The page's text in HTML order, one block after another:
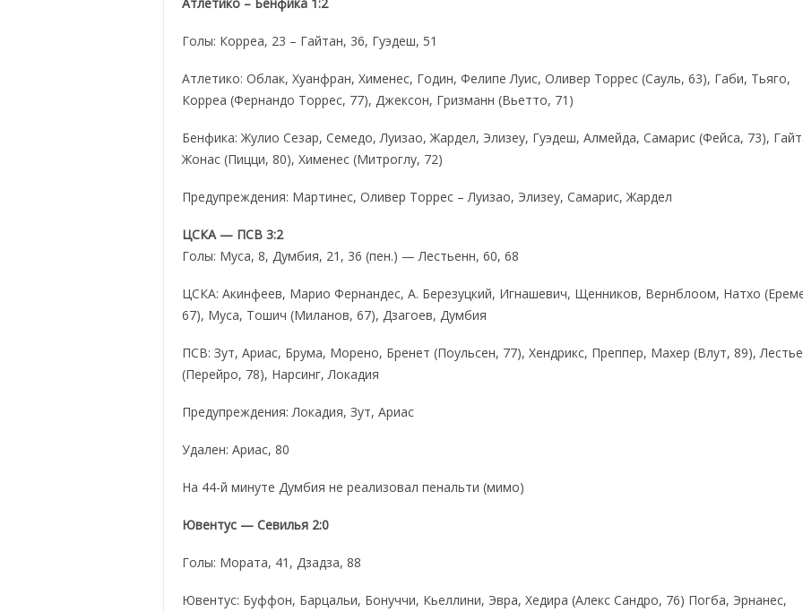
Голы: Корреа, 23 – Гайтан, 36, Гуэдеш, 51
Атлетико: Облак, Хуанфран, Хименес, Годин, Фелипе Луис, Оливер Торрес (Сауль, 63), Габи, Тьяго,
Корреа (Фернандо Торрес, 77), Джексон, Гризманн (Вьетто, 71)
Бенфика: Жулио Сезар, Семедо, Луизао, Жардел, Элизеу, Гуэдеш, Алмейда, Самарис (Фейса, 73),
Жонас (Пицци, 80), Хименес (Митроглу, 72)
Предупреждения: Мартинес, Оливер Торрес – Луизао, Элизеу, Самарис, Жардел
ЦСКА — ПСВ 3:2
Голы: Муса, 8, Думбия, 21, 36 (пен.) — Лестьенн, 60, 68
ЦСКА: Акинфеев, Марио Фернандес, А. Березуцкий, Игнашевич, Щенников, Вернблоом, Натхо
67), Муса, Тошич (Миланов, 67), Дзагоев, Думбия
ПСВ: Зут, Ариас, Брума, Морено, Бренет (Поульсен, 77), Хендрикс, Преппер, Махер (Влут, 89),
(Перейро, 78), Нарсинг, Локадия
Предупреждения: Локадия, Зут, Ариас
Удален: Ариас, 80
На 44-й минуте Думбия не реализовал пенальти (мимо)
Ювентус — Севилья 2:0
Голы: Мората, 41, Дзадза, 88
Ювентус: Буффон, Барцальи, Бонуччи, Кьеллини, Эвра, Хедира (Алекс Сандро, 76) Погба, Эрнанес,